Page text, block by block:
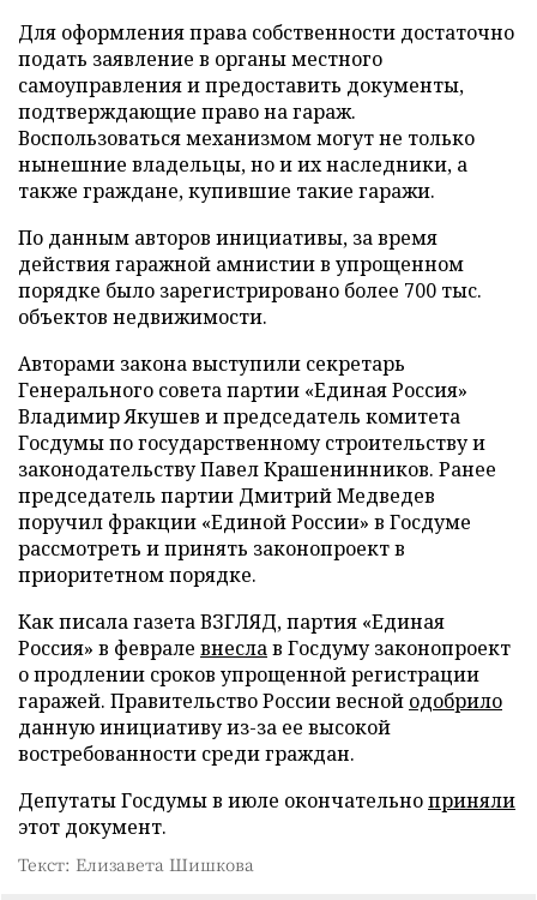
Для оформления права собственности достаточно
подать заявление в органы местного
самоуправления и предоставить документы,
подтверждающие право на гараж.
Воспользоваться механизмом могут не только
нынешние владельцы, но и их наследники, а
также граждане, купившие такие гаражи.
По данным авторов инициативы, за время
действия гаражной амнистии в упрощенном
порядке было зарегистрировано более 700 тыс.
объектов недвижимости.
Авторами закона выступили секретарь
Генерального совета партии «Единая Россия»
Владимир Якушев и председатель комитета
Госдумы по государственному строительству и
законодательству Павел Крашенинников. Ранее
председатель партии Дмитрий Медведев
поручил фракции «Единой России» в Госдуме
рассмотреть и принять законопроект в
приоритетном порядке.
Как писала газета ВЗГЛЯД, партия «Единая
Россия» в феврале внеслав Госдуму законопроект
о продлении сроков упрощенной регистрации
гаражей. Правительство России весной одобрило
данную инициативу из-за ее высокой
востребованности среди граждан.
Депутаты Госдумы в июле окончательноприняли
этот документ.
Текст: Елизавета Шишкова